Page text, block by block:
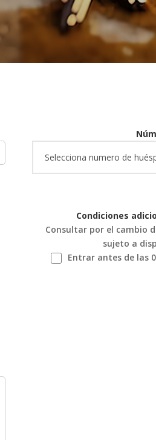
Condiciones
Consultar por el cambio
sujeto a
Entrar antes de las